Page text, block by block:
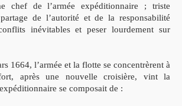
chef de l’armée expéditionnaire ; triste
de l’autorité et de la responsabilité
inévitables et peser lourdement sur
1664, l’armée et la flotte se concentrèrent à
après une nouvelle croisière, vint la
se composait de :